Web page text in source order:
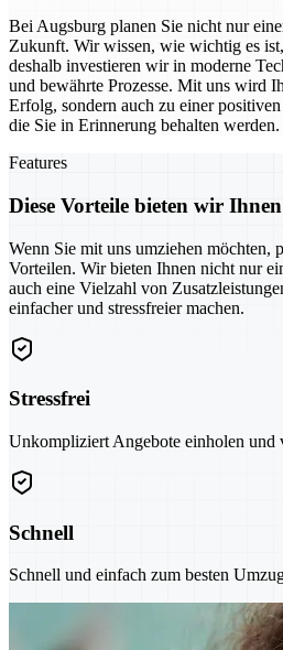
Bei Augsburg planen Sie nicht nur
Zukunft. Wir wissen, wie wichtig es
deshalb investieren wir in moderne
und bewährte Prozesse. Mit uns wird
Erfolg, sondern auch zu einer
die Sie in Erinnerung behalten werden.
Features
Diese Vorteile bieten wir Ihnen
Wenn Sie mit uns umziehen möchten,
Vorteilen. Wir bieten Ihnen nicht nur
auch eine Vielzahl von
einfacher und stressfreier machen.
Stressfrei
Unkompliziert Angebote einholen und
Schnell
Schnell und einfach zum besten